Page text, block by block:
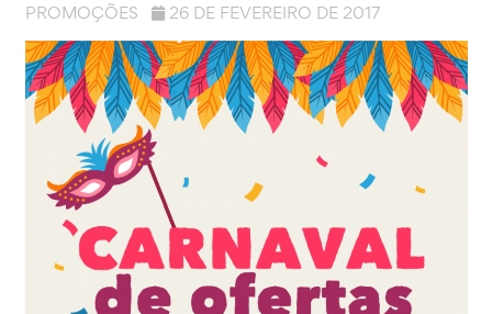
PROMOÇÕES 26 DE FEVEREIRO DE 2017